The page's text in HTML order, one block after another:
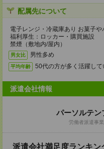
配属先について
電子レンジ・冷蔵庫あり お菓子
福利厚生：ロッカー・購買施設
禁煙（敷地内/屋内）
男女比 男性多め
平均年齢 50代の方が多く活躍して
派遣会社情報
パーソルテン
労働者派遣事
派遣会社満足度ランキン